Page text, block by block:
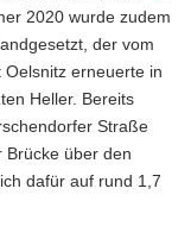
2020 wurde zudem
der vom
Oelsnitz erneuerte in
Heller. Bereits
Straße
Brücke über den
dafür auf rund 1,7